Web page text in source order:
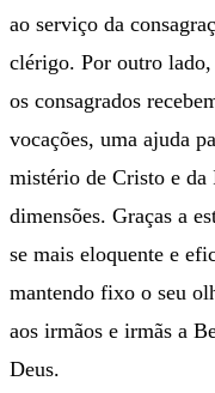
ao serviço da
clérigo. Por outro lado,
os consagrados
vocações, uma ajuda
mistério de Cristo e da
dimensões. Graças a
se mais eloquente e
mantendo fixo o seu
aos irmãos e irmãs a
Deus.